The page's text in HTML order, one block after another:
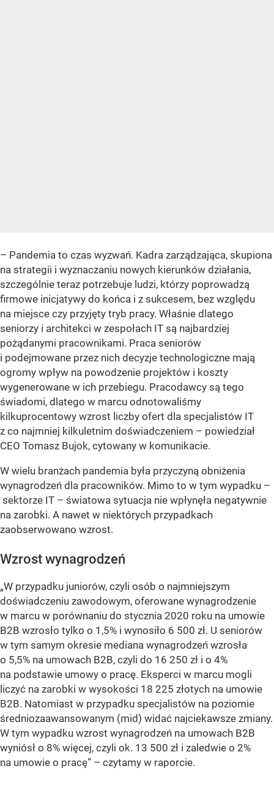
– Pandemia to czas wyzwań. Kadra zarządzająca, skupiona
na strategii i wyznaczaniu nowych kierunków działania,
szczególnie teraz potrzebuje ludzi, którzy poprowadzą
firmowe inicjatywy do końca i z sukcesem, bez względu
na miejsce czy przyjęty tryb pracy. Właśnie dlatego
seniorzy i architekci w zespołach IT są najbardziej
pożądanymi pracownikami. Praca seniorów
i podejmowane przez nich decyzje technologiczne mają
ogromy wpływ na powodzenie projektów i koszty
wygenerowane w ich przebiegu. Pracodawcy są tego
świadomi, dlatego w marcu odnotowaliśmy
kilkuprocentowy wzrost liczby ofert dla specjalistów IT
z co najmniej kilkuletnim doświadczeniem – powiedział
CEO Tomasz Bujok, cytowany w komunikacie.
W wielu branżach pandemia była przyczyną obniżenia
wynagrodzeń dla pracowników. Mimo to w tym wypadku –
sektorze IT – światowa sytuacja nie wpłynęła negatywnie
na zarobki. A nawet w niektórych przypadkach
zaobserwowano wzrost.
Wzrost wynagrodzeń
„W przypadku juniorów, czyli osób o najmniejszym
doświadczeniu zawodowym, oferowane wynagrodzenie
w marcu w porównaniu do stycznia 2020 roku na umowie
B2B wzrosło tylko o 1,5% i wynosiło 6 500 zł. U seniorów
w tym samym okresie mediana wynagrodzeń wzrosła
o 5,5% na umowach B2B, czyli do 16 250 zł i o 4%
na podstawie umowy o pracę. Eksperci w marcu mogli
liczyć na zarobki w wysokości 18 225 złotych na umowie
B2B. Natomiast w przypadku specjalistów na poziomie
średniozaawansowanym (mid) widać najciekawsze zmiany.
W tym wypadku wzrost wynagrodzeń na umowach B2B
wyniósł o 8% więcej, czyli ok. 13 500 zł i zaledwie o 2%
na umowie o pracę” – czytamy w raporcie.